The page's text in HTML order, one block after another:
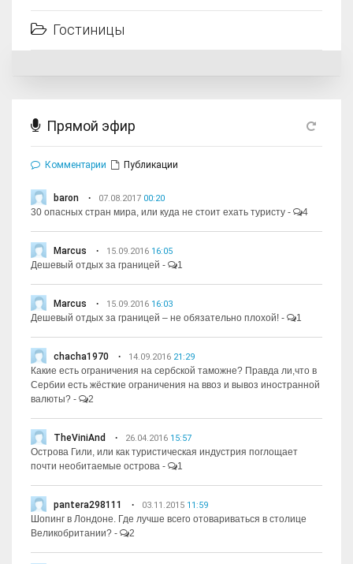
Гостиницы
Прямой эфир
Комментарии Публикации
baron 07.08.2017 00:20
30 опасных стран мира, или куда не стоит ехать туристу - 4
Marcus 15.09.2016 16:05
Дешевый отдых за границей - 1
Marcus 15.09.2016 16:03
Дешевый отдых за границей – не обязательно плохой! - 1
chacha1970 14.09.2016 21:29
Какие есть ограничения на сербской таможне? Правда ли,что в
Сербии есть жёсткие ограничения на ввоз и вывоз иностранной
валюты? - 2
TheViniAnd 26.04.2016 15:57
Острова Гили, или как туристическая индустрия поглощает
почти необитаемые острова - 1
pantera298111 03.11.2015 11:59
Шопинг в Лондоне. Где лучше всего отовариваться в столице
Великобритании? - 2